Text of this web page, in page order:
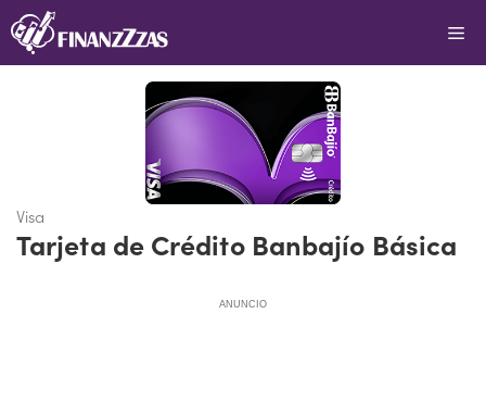
Saltar
al
Visa
Tarjeta de Crédito Banbajío Básica
ANUNCIO